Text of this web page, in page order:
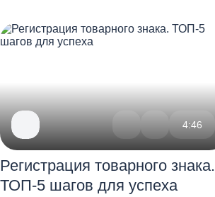
4:46
Регистрация товарного знака.
ТОП-5 шагов для успеха